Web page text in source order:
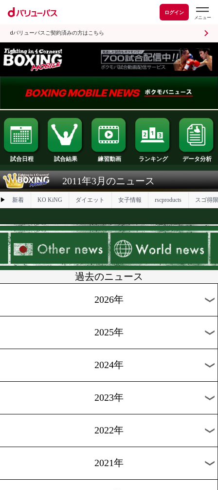
ログイン
dバリューパスご契約済みの方はこちら
試合日程 試合結果 練習動画 ランキング
新着 ダイエット
過去のニュース
2026年
2025年
2023年